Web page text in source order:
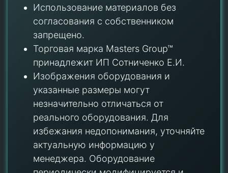
Использование материалов без
согласования с собственником
запрещено.
Торговая марка Masters Group™
принадлежит ИП Сотниченко Е.И.
Изображения оборудования и
указанные размеры могут
незначительно отличаться от
реального оборудования. Для
избежания недопонимания, уточняйте
актуальную информацию у
менеджера. Оборудование